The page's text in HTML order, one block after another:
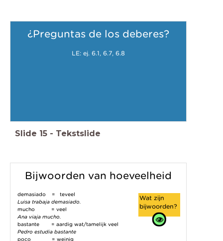
¿Preguntas de los deberes?
LE: ej. 6.1, 6.7, 6.8
Slide 15 - Tekstslide
Bijwoorden van hoeveelheid
demasiado = teveel
Luisa trabaja demasiado.
mucho = veel
Ana viaja mucho.
bastante = aardig wat/tamelijk veel
Pedro estudia bastante
poco = weinig
Wat zijn
bijwoorden?